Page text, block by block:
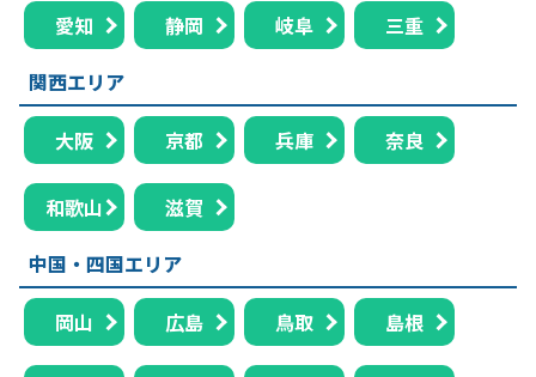
愛知 静岡 岐阜
三重
関西エリア
大阪 京都 兵庫 奈良
和歌山
滋賀
中国・四国エリア
岡山 広島 鳥取 島根